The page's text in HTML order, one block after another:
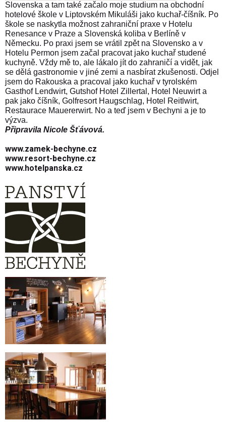
Slovenska a tam také začalo moje studium na obchodní
hotelové škole v Liptovském Mikuláši jako kuchař-číšník. Po
škole se naskytla možnost zahraniční praxe v Hotelu
Renesance v Praze a Slovenská koliba v Berlíně v
Německu. Po praxi jsem se vrátil zpět na Slovensko a v
Hotelu Permon jsem začal pracovat jako kuchař studené
kuchyně. Vždy mě to, ale lákalo jít do zahraničí a vidět, jak
se dělá gastronomie v jiné zemi a nasbírat zkušenosti. Odjel
jsem do Rakouska a pracoval jako kuchař v tyrolském
Gasthof Lendwirt, Gutshof Hotel Zillertal, Hotel Neuwirt a
pak jako číšník, Golfresort Haugschlag, Hotel Reitlwirt,
Restaurace Mauererwirt. No a teď jsem v Bechyni a je to
výzva.
Připravila Nicole Šťávová.
www.zamek-bechyne.cz
www.resort-bechyne.cz
www.hotelpanska.cz